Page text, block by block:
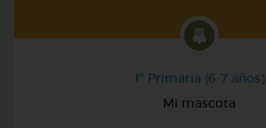
1º Primaria (6-7 años)
Mi mascota